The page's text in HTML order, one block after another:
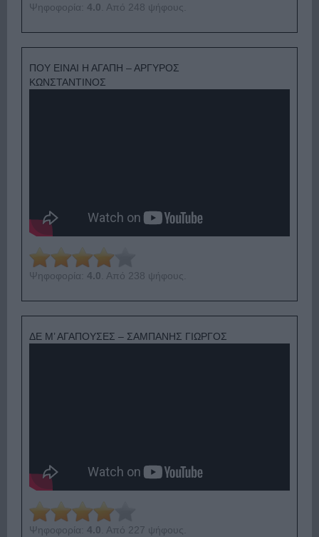
Ψηφοφορία: 4.0 . Από 248 ψήφους.
ΠΟΥ ΕΙΝΑΙ Η ΑΓΑΠΗ – ΑΡΓΥΡΟΣ
ΚΩΝΣΤΑΝΤΙΝΟΣ
Ψηφοφορία: 4.0 . Από 238 ψήφους.
ΔΕ Μ’ ΑΓΑΠΟΥΣΕΣ – ΣΑΜΠΑΝΗΣ ΓΙΩΡΓΟΣ
Ψηφοφορία: 4.0 . Από 227 ψήφους.